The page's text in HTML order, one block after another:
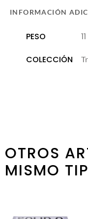
INFORMACIÓN
PESO
COLECCIÓN
OTROS
MISMO